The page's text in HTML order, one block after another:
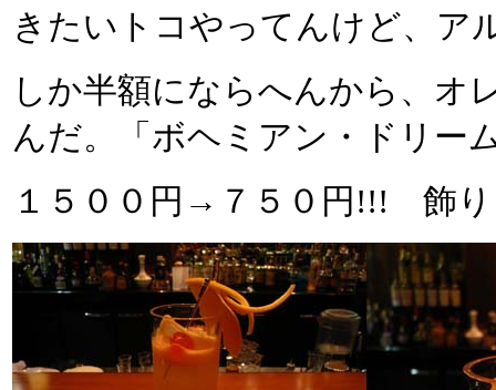
きたいトコやってんけど、ア
しか半額にならへんから、オ
んだ。「ボヘミアン・ドリー
１５００円→７５０円!!! 飾り